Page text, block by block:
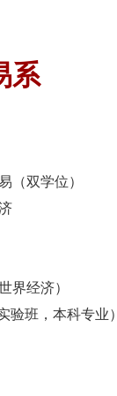
系
（双学位）
界经济）
验班，本科专业）